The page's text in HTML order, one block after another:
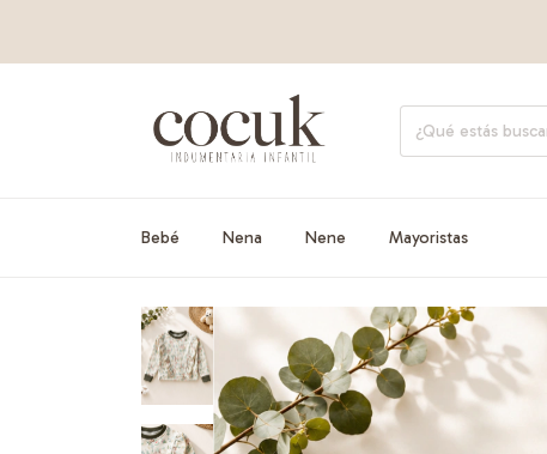
Bebé Nena Nene Mayoristas